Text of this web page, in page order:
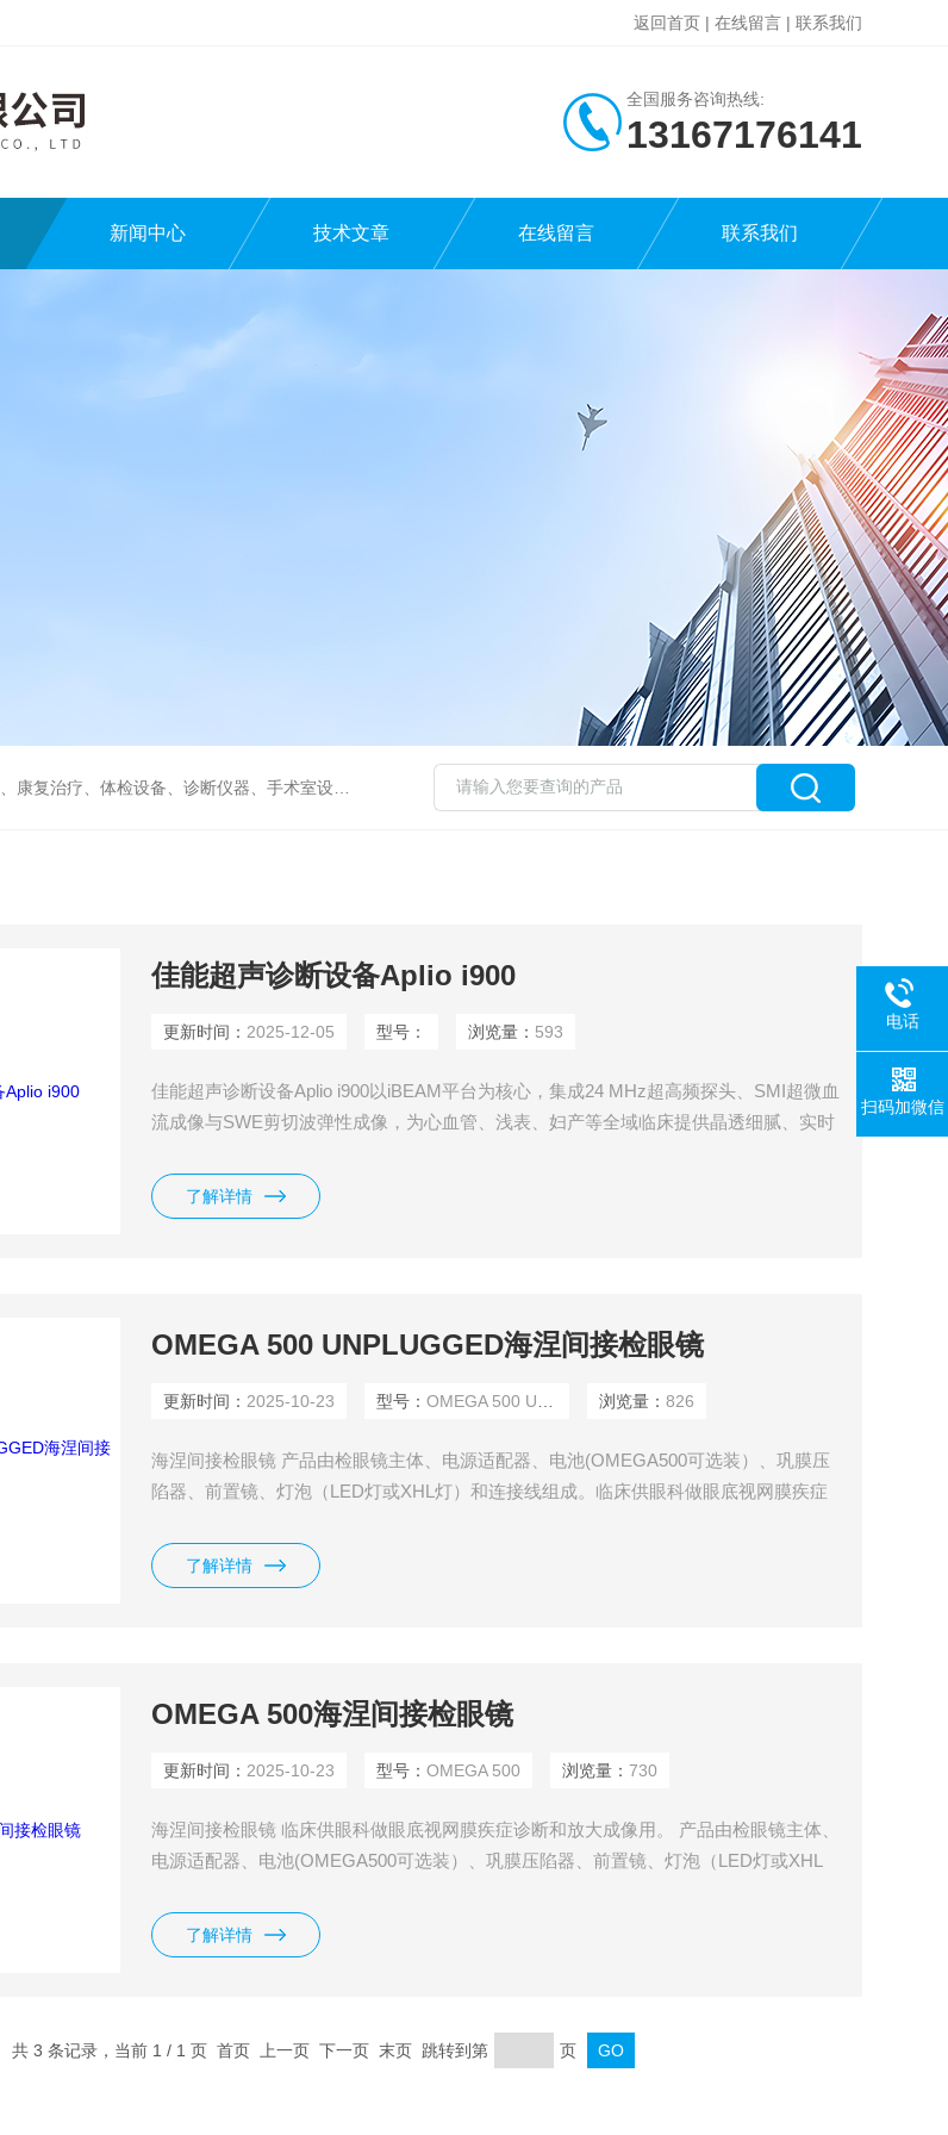
返回首页 | 在线留言 | 联系我们
全国服务咨询热线:
13167176141
新闻中心 技术文章 在线留言 联系我们
断仪器、手术室设备急救室、监护设备诊疗室等医疗设备。
佳能超声诊断设备Aplio i900
更新时间： 2025-12-05 型号： 浏览量： 593
佳能超声诊断设备Aplio i900以iBEAM平台为核心，集成24 MHz超高频探头、SMI超微血
流成像与SWE剪切波弹性成像，为心血管、浅表、妇产等全域临床提供晶透细腻、实时
了解详情
OMEGA 500 UNPLUGGED海涅间接检眼镜
更新时间： 2025-10-23 型号：OMEGA 500 UNPLUGGED 浏览量：826
海涅间接检眼镜 产品由检眼镜主体、电源适配器、电池(OMEGA500可选装）、巩膜压
陷器、前置镜、灯泡（LED灯或XHL灯）和连接线组成。 ​临床供眼科做眼底视网膜疾症
了解详情
OMEGA 500海涅间接检眼镜
更新时间： 2025-10-23 型号：OMEGA 500 浏览量：730
海涅间接检眼镜 临床供眼科做眼底视网膜疾症诊断和放大成像用。 产品由检眼镜主体、
电源适配器、电池(OMEGA500可选装）、巩膜压陷器、前置镜、灯泡（LED灯或XHL
了解详情
共 3 条记录，当前 1 / 1 页 首页 上一页 下一页 末页 跳转到第 页
电话
扫码加微信